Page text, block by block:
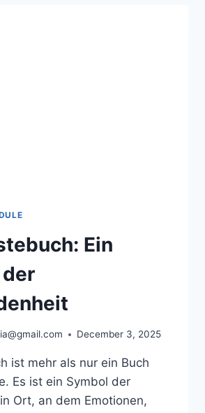
Ein
December 3, 2025
ist mehr als nur ein Buch
Es ist ein Symbol der
Ort, an dem Emotionen,